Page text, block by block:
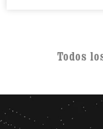
Todos